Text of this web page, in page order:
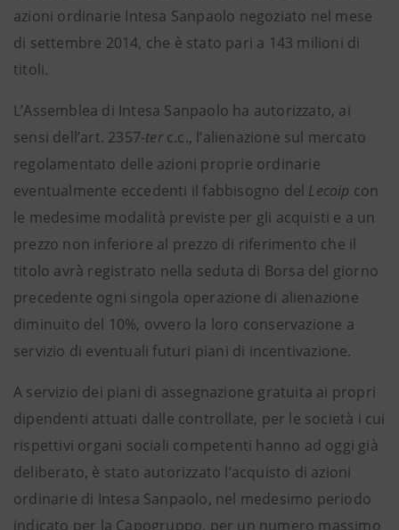
azioni ordinarie Intesa Sanpaolo negoziato nel mese
di settembre 2014, che è stato pari a 143 milioni di
titoli.
L’Assemblea di Intesa Sanpaolo ha autorizzato, ai
sensi dell’art. 2357-terc.c., l’alienazione sul mercato
regolamentato delle azioni proprie ordinarie
eventualmente eccedenti il fabbisogno del Lecoip con
le medesime modalità previste per gli acquisti e a un
prezzo non inferiore al prezzo di riferimento che il
titolo avrà registrato nella seduta di Borsa del giorno
precedente ogni singola operazione di alienazione
diminuito del 10%, ovvero la loro conservazione a
servizio di eventuali futuri piani di incentivazione.
A servizio dei piani di assegnazione gratuita ai propri
dipendenti attuati dalle controllate, per le società i cui
rispettivi organi sociali competenti hanno ad oggi già
deliberato, è stato autorizzato l’acquisto di azioni
ordinarie di Intesa Sanpaolo, nel medesimo periodo
indicato per la Capogruppo, per un numero massimo